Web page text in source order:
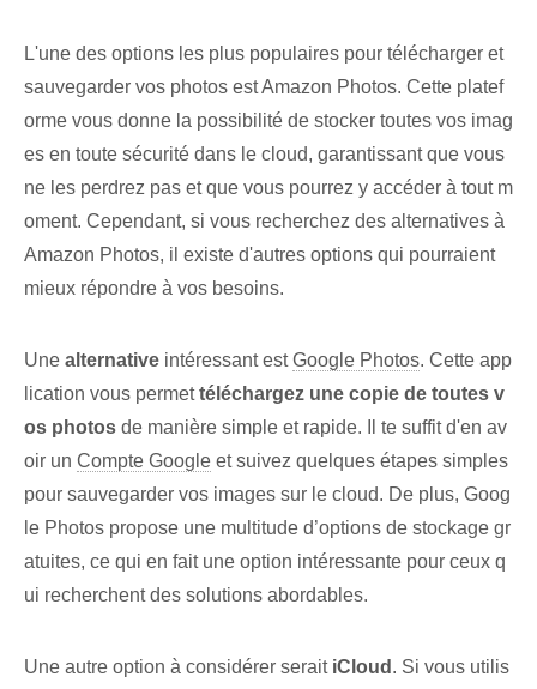
L'une des options les plus populaires pour télécharger et
sauvegarder vos photos est Amazon Photos. Cette platef
orme vous donne la possibilité de stocker toutes vos imag
es en toute sécurité dans le cloud, garantissant que vous
ne les perdrez pas et que vous pourrez y accéder à tout m
oment. Cependant, si vous recherchez des alternatives à
Amazon Photos, il existe d'autres options qui pourraient
mieux répondre à vos besoins.
Une alternative intéressant estGoogle Photos. Cette app
lication vous permettéléchargez une copie de toutes v
os photos de manière simple et rapide. Il te suffit d'en av
oir un Compte Google et suivez quelques étapes simples
pour sauvegarder vos images sur le cloud. De plus, Goog
le Photos propose une multitude d’options de stockage gr
atuites, ce qui en fait une option intéressante pour ceux q
ui recherchent des solutions abordables.
Une autre option à considérer serait iCloud . Si vous utilis